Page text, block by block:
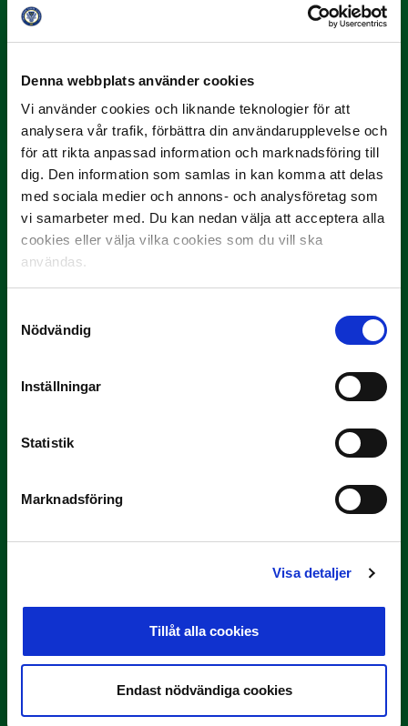
Denna webbplats använder cookies
Vi använder cookies och liknande teknologier för att
analysera vår trafik, förbättra din användarupplevelse och
för att rikta anpassad information och marknadsföring till
dig. Den information som samlas in kan komma att delas
med sociala medier och annons- och analysföretag som
vi samarbeter med. Du kan nedan välja att acceptera alla
cookies eller välja vilka cookies som du vill ska
användas.
Nödvändig
Inställningar
Statistik
Marknadsföring
Visa detaljer
Tillåt alla cookies
Endast nödvändiga cookies
Rösta på Månadens Spelare i juni
Yttrar gör…
Rösta på Månadens Tränare i juni
Lagerlöf tar över i Sandvikens IF
Tillbaka i hetluften…